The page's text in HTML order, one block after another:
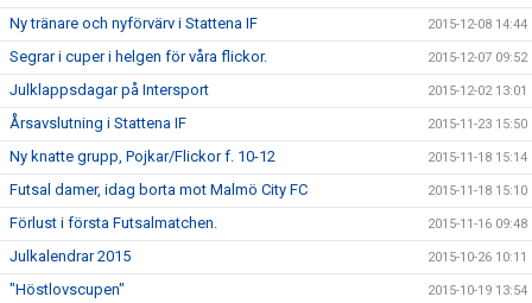
Ny tränare och nyförvärv i Stattena IF 2015-12-08 14:44
Segrar i cuper i helgen för våra flickor. 2015-12-07 09:52
Julklappsdagar på Intersport 2015-12-02 13:01
Årsavslutning i Stattena IF 2015-11-23 15:50
Ny knatte grupp, Pojkar/Flickor f. 10-12 2015-11-18 15:14
Futsal damer, idag borta mot Malmö City FC 2015-11-18 15:10
Förlust i första Futsalmatchen. 2015-11-16 09:48
Julkalendrar 2015 2015-10-26 10:11
"Höstlovscupen" 2015-10-19 13:54